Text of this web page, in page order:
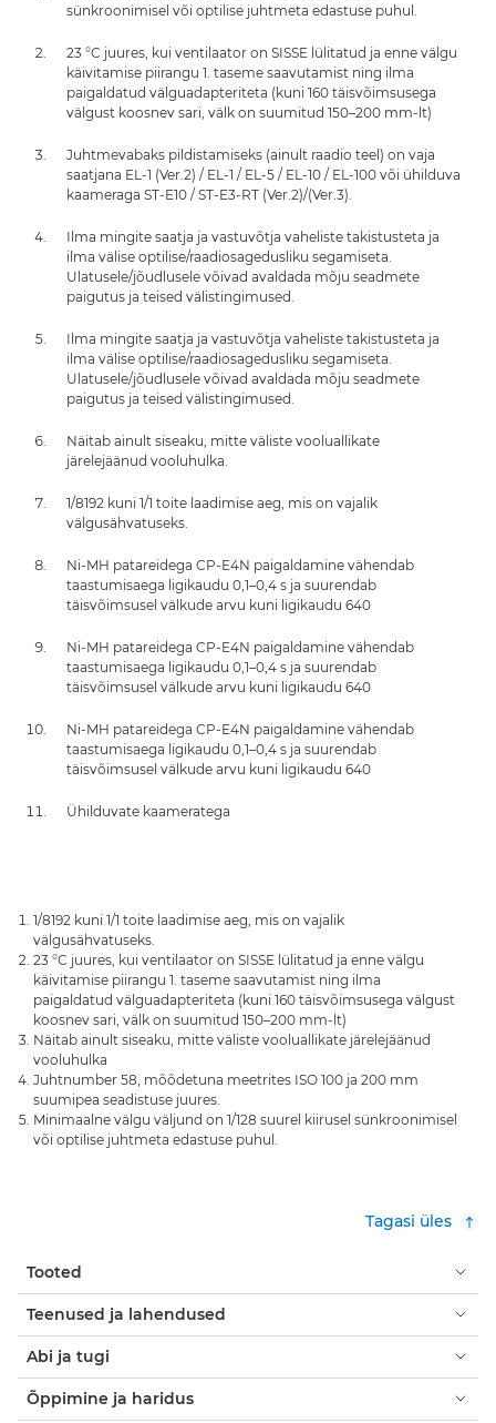
sünkroonimisel või optilise juhtmeta edastuse puhul.
23 °C juures, kui ventilaator on SISSE lülitatud ja enne välgu
käivitamise piirangu 1. taseme saavutamist ning ilma
paigaldatud välguadapteriteta (kuni 160 täisvõimsusega
välgust koosnev sari, välk on suumitud 150–200 mm-lt)
Juhtmevabaks pildistamiseks (ainult raadio teel) on vaja
saatjana EL-1 (Ver.2) / EL-1 / EL-5 / EL-10 / EL-100 või ühilduva
kaameraga ST-E10 / ST-E3-RT (Ver.2)/(Ver.3).
Ilma mingite saatja ja vastuvõtja vaheliste takistusteta ja
ilma välise optilise/raadiosagedusliku segamiseta.
Ulatusele/jõudlusele võivad avaldada mõju seadmete
paigutus ja teised välistingimused.
Ilma mingite saatja ja vastuvõtja vaheliste takistusteta ja
ilma välise optilise/raadiosagedusliku segamiseta.
Ulatusele/jõudlusele võivad avaldada mõju seadmete
paigutus ja teised välistingimused.
Näitab ainult siseaku, mitte väliste vooluallikate
järelejäänud vooluhulka.
1/8192 kuni 1/1 toite laadimise aeg, mis on vajalik
välgusähvatuseks.
Ni-MH patareidega CP-E4N paigaldamine vähendab
taastumisaega ligikaudu 0,1–0,4 s ja suurendab
täisvõimsusel välkude arvu kuni ligikaudu 640
Ni-MH patareidega CP-E4N paigaldamine vähendab
taastumisaega ligikaudu 0,1–0,4 s ja suurendab
täisvõimsusel välkude arvu kuni ligikaudu 640
Ni-MH patareidega CP-E4N paigaldamine vähendab
taastumisaega ligikaudu 0,1–0,4 s ja suurendab
täisvõimsusel välkude arvu kuni ligikaudu 640
Ühilduvate kaameratega
1/8192 kuni 1/1 toite laadimise aeg, mis on vajalik
välgusähvatuseks.
23 °C juures, kui ventilaator on SISSE lülitatud ja enne välgu
käivitamise piirangu 1. taseme saavutamist ning ilma
paigaldatud välguadapteriteta (kuni 160 täisvõimsusega välgust
koosnev sari, välk on suumitud 150–200 mm-lt)
Näitab ainult siseaku, mitte väliste vooluallikate järelejäänud
vooluhulka
Juhtnumber 58, mõõdetuna meetrites ISO 100 ja 200 mm
suumipea seadistuse juures.
Minimaalne välgu väljund on 1/128 suurel kiirusel sünkroonimisel
või optilise juhtmeta edastuse puhul.
Tagasi üles
Tooted
Teenused ja lahendused
Abi ja tugi
Õppimine ja haridus